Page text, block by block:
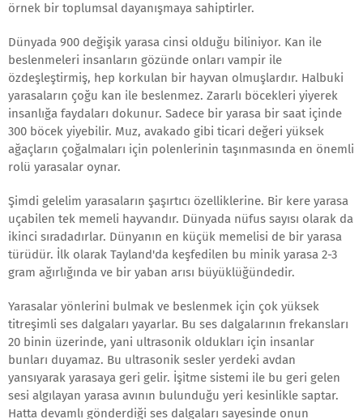
örnek bir toplumsal dayanışmaya sahiptirler.
Dünyada 900 değişik yarasa cinsi olduğu biliniyor. Kan ile
beslenmeleri insanların gözünde onları vampir ile
özdeşleştirmiş, hep korkulan bir hayvan olmuşlardır. Halbuki
yarasaların çoğu kan ile beslenmez. Zararlı böcekleri yiyerek
insanlığa faydaları dokunur. Sadece bir yarasa bir saat içinde
300 böcek yiyebilir. Muz, avakado gibi ticari değeri yüksek
ağaçların çoğalmaları için polenlerinin taşınmasında en önemli
rolü yarasalar oynar.
Şimdi gelelim yarasaların şaşırtıcı özelliklerine. Bir kere yarasa
uçabilen tek memeli hayvandır. Dünyada nüfus sayısı olarak da
ikinci sıradadırlar. Dünyanın en küçük memelisi de bir yarasa
türüdür. İlk olarak Tayland'da keşfedilen bu minik yarasa 2-3
gram ağırlığında ve bir yaban arısı büyüklüğündedir.
Yarasalar yönlerini bulmak ve beslenmek için çok yüksek
titreşimli ses dalgaları yayarlar. Bu ses dalgalarının frekansları
20 binin üzerinde, yani ultrasonik oldukları için insanlar
bunları duyamaz. Bu ultrasonik sesler yerdeki avdan
yansıyarak yarasaya geri gelir. İşitme sistemi ile bu geri gelen
sesi algılayan yarasa avının bulunduğu yeri kesinlikle saptar.
Hatta devamlı gönderdiği ses dalgaları sayesinde onun